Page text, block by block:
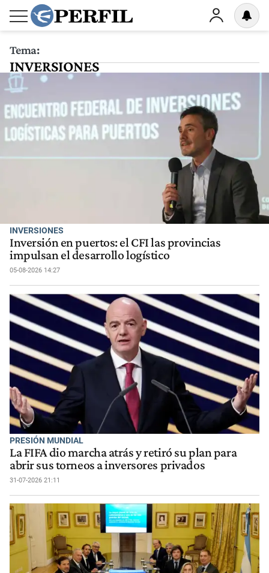
Tema:
INVERSIONES
INVERSIONES
Inversión en puertos: el CFI las provincias
impulsan el desarrollo logístico
05-08-2026 14:27
PRESIÓN MUNDIAL
La FIFA dio marcha atrás y retiró su plan para
abrir sus torneos a inversores privados
31-07-2026 21:11